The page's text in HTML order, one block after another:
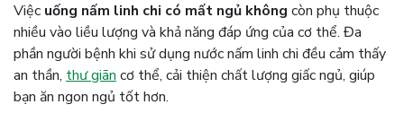
Việc uống nấm linh chi có mất ngủ không còn phụ thuộc
nhiều vào liều lượng và khả năng đáp ứng của cơ thể. Đa
phần người bệnh khi sử dụng nước nấm linh chi đều cảm thấy
an thần, thư giãn cơ thể, cải thiện chất lượng giấc ngủ, giúp
bạn ăn ngon ngủ tốt hơn.